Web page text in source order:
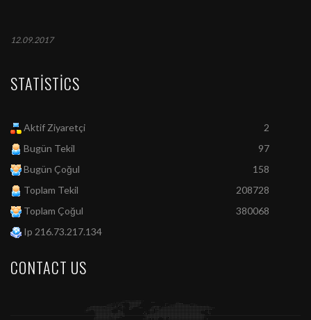
12.09.2017
STATISTICS
Aktif Ziyaretçi
2
Bugün Tekil
97
Bugün Çoğul
158
Toplam Tekil
208728
Toplam Çoğul
380068
Ip 216.73.217.134
CONTACT US